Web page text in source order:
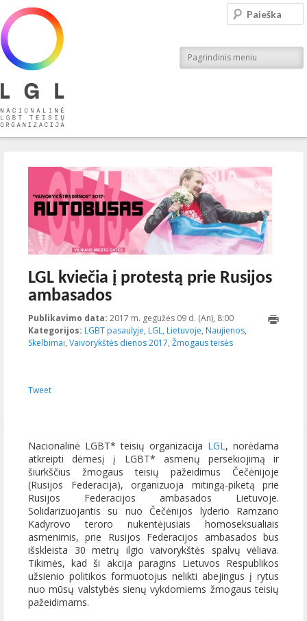
Nacionalinė LGBT teisių organizacija
Pagrindinis meniu
Paieška
LGL kviečia į protestą prie Rusijos
ambasados
Publikavimo data: 2017 m. gegužės 09 d. (An), 8:00
08T13:31:11+00:00
Kategorijos: LGBT pasaulyje, LGL, Lietuvoje, Naujienos,
Skelbimai, Vaivorykštės dienos 2017, Žmogaus teisės
Tweet
Nacionalinė LGBT* teisių organizacija LGL, norėdama
atkreipti dėmesį į LGBT* asmenų persekiojimą ir
šiurkščius žmogaus teisių pažeidimus Čečėnijoje
(Rusijos Federacija), organizuoja mitingą-piketą prie
Rusijos Federacijos ambasados Lietuvoje.
Solidarizuojantis su nuo Čečėnijos lyderio Ramzano
Kadyrovo teroro nukentėjusiais homoseksualiais
asmenimis, prie Rusijos Federacijos ambasados bus
išskleista 30 metrų ilgio vaivorykštės spalvų vėliava.
Tikimės, kad ši akcija paragins Lietuvos Respublikos
užsienio politikos formuotojus nelikti abejingus į rytus
nuo mūsų valstybės sienų vykdomiems žmogaus teisių
pažeidimams.